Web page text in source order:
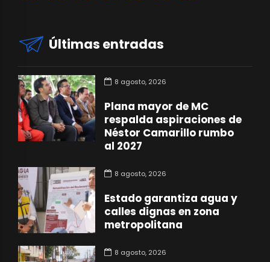
Últimas entradas
8 agosto, 2026
Plana mayor de MC
respalda aspiraciones de
Néstor Camarillo rumbo
al 2027
8 agosto, 2026
Estado garantiza agua y
calles dignas en zona
metropolitana
8 agosto, 2026